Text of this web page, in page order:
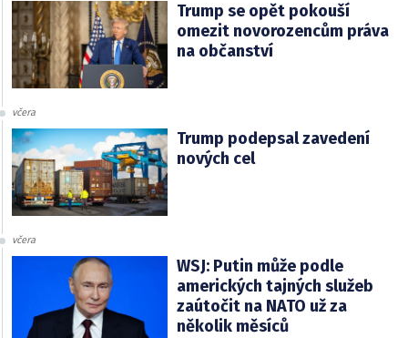
Trump se opět pokouší
omezit novorozencům práva
na občanství
včera
Trump podepsal zavedení
nových cel
včera
WSJ: Putin může podle
amerických tajných služeb
zaútočit na NATO už za
několik měsíců